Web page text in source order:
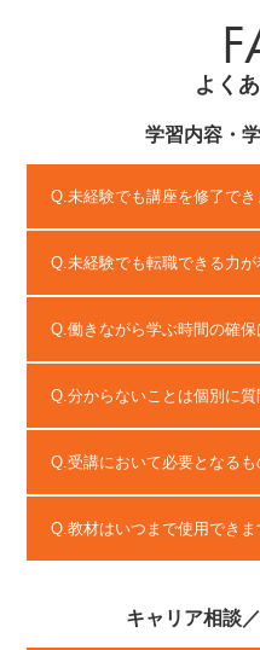
よく
学習内容・
未経験でも講座を修了でき
未経験でも転職できる力が
働きながら学ぶ時間の確保
分からないことは個別に質
受講において必要となるも
教材はいつまで使用できま
キャリア相談